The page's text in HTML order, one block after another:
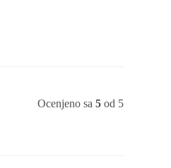
Ocenjeno sa5 od 5